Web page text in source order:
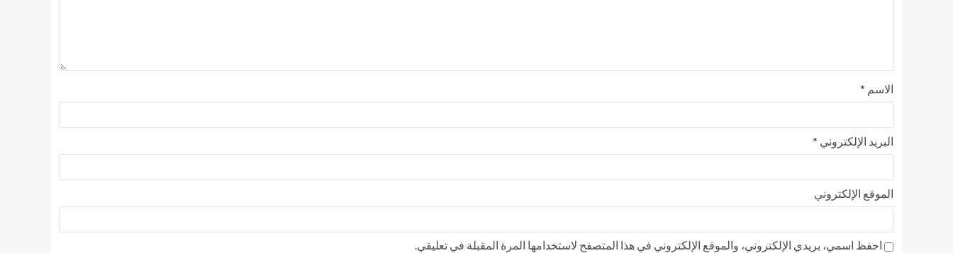
الاسم *
البريد الإلكتروني *
الموقع الإلكتروني
احفظ اسمي، بريدي الإلكتروني، والموقع الإلكتروني في هذا المتصفح لاستخدامها المرة المقبلة في تعليقي.